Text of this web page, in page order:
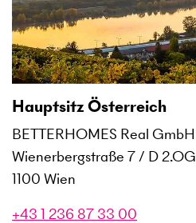
Hauptsitz Österreich
BETTERHOMES Real GmbH
Wienerbergstraße 7 / D 2.OG
1100 Wien
+43 1 236 87 33 00